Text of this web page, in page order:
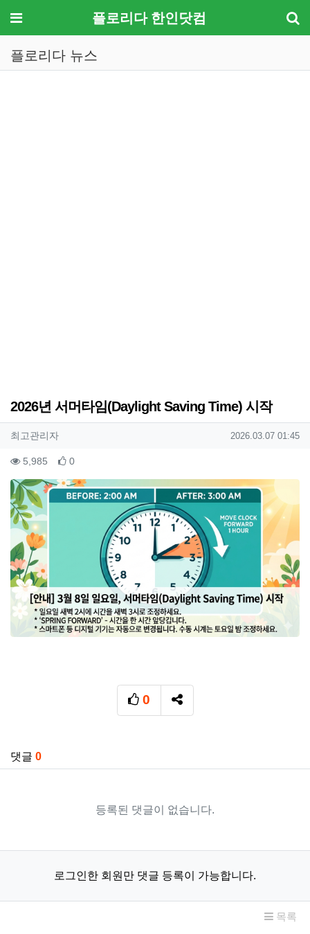
메뉴 플로리다 한인닷컴
플로리다 뉴스
2026년 서머타임(Daylight Saving Time) 시작
작성자 정보
최고관리자작성 작성일
2026.03.07 01:45
컨텐츠 정보
5,985 조회 0추천
본문
0
추천
SNS 공유
댓글 0
등록된 댓글이 없습니다.
로그인한 회원만 댓글 등록이 가능합니다.
목록